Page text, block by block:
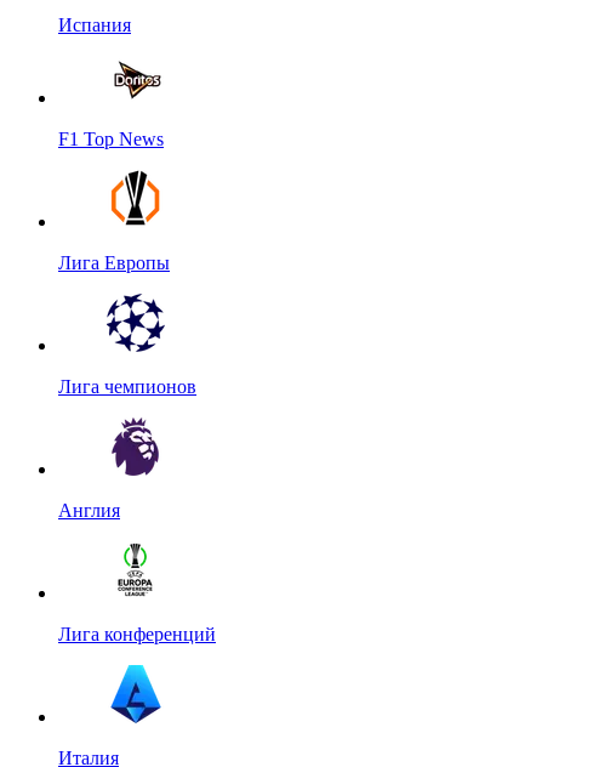
Испания
F1 Top News
Лига Европы
Лига чемпионов
Англия
Лига конференций
Италия